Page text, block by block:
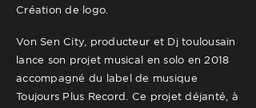
Création de logo.
Von Sen City, producteur et Dj toulousain
lance son projet musical en solo en 2018
accompagné du label de musique
Toujours Plus Record. Ce projet déjanté, à